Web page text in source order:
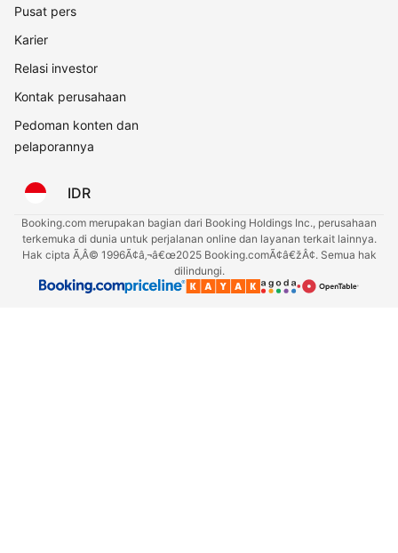
Pusat pers
Karier
Relasi investor
Kontak perusahaan
Pedoman konten dan
pelaporannya
IDR
Booking.com merupakan bagian dari Booking Holdings Inc., perusahaan
terkemuka di dunia untuk perjalanan online dan layanan terkait lainnya.
Hak cipta Ã‚Â© 1996Ã¢â‚¬â€œ2025 Booking.comÃ¢â€žÂ¢. Semua hak
dilindungi.